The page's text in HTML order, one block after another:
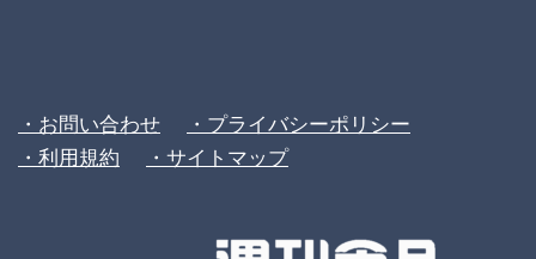
・お問い合わせ
・プライバシーポリシー
・利用規約
・サイトマップ